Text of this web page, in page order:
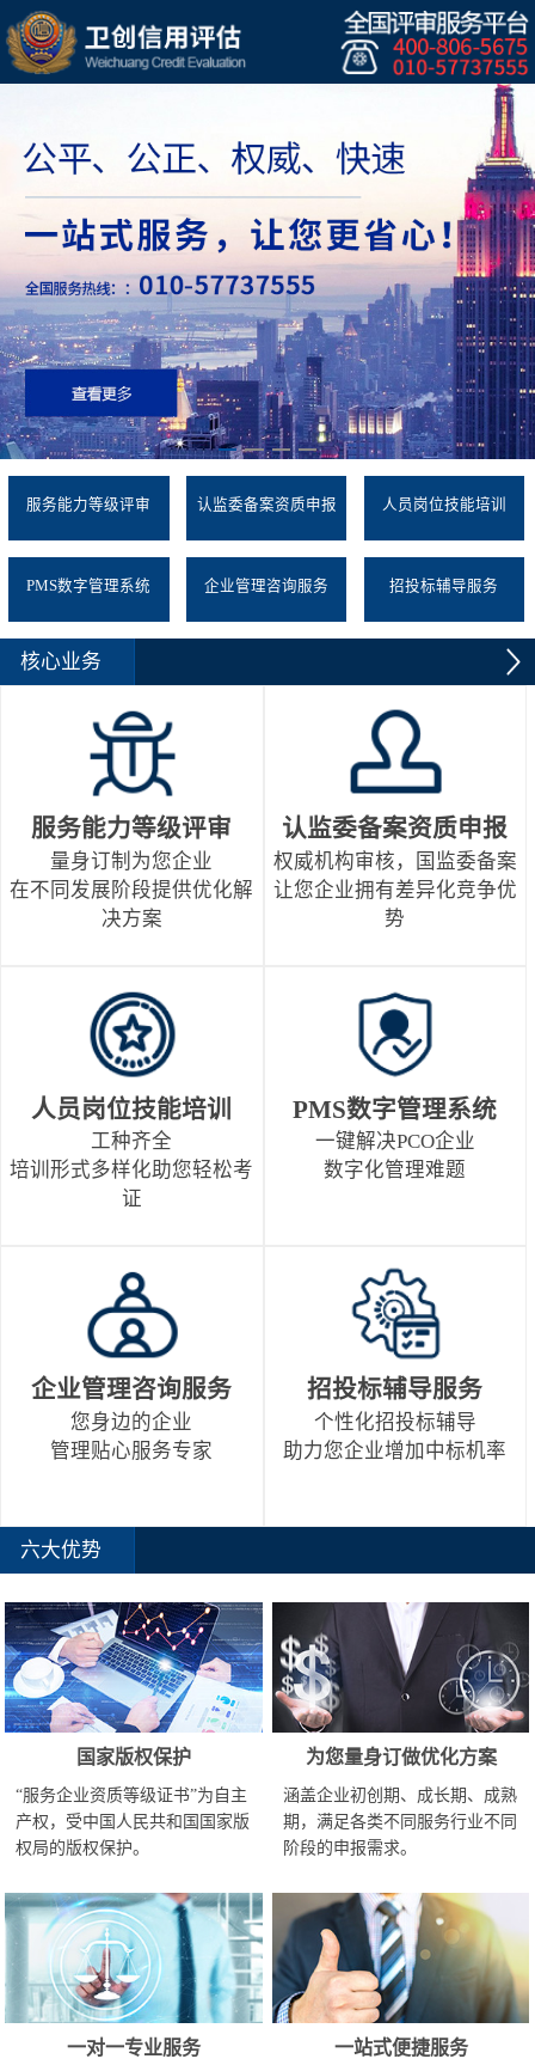
服务能力等级评审 认监委备案资质申报 人员岗位技能培训
PMS数字管理系统 企业管理咨询服务 招投标辅导服务
核心业务
服务能力等级评审
量身订制为您企业
在不同发展阶段提供优化解
决方案
认监委备案资质申报
权威机构审核，国监委备案
让您企业拥有差异化竞争优
势
人员岗位技能培训
工种齐全
培训形式多样化助您轻松考
证
PMS数字管理系统
一键解决PCO企业
数字化管理难题
企业管理咨询服务
您身边的企业
管理贴心服务专家
招投标辅导服务
个性化招投标辅导
助力您企业增加中标机率
六大优势
国家版权保护
“服务企业资质等级证书”为自主
产权，受中国人民共和国国家版
权局的版权保护。
为您量身订做优化方案
涵盖企业初创期、成长期、成熟
期，满足各类不同服务行业不同
阶段的申报需求。
一对一专业服务 一站式便捷服务